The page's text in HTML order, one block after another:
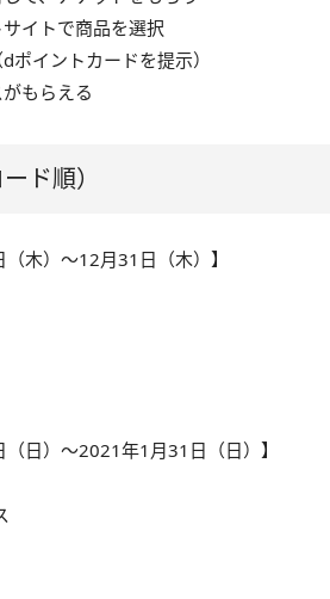
サイトで商品を選択
ポイントカードを提示）
もらえる
ド順）
（木）～12月31 日（木）】
（日）～2021年1 月31 日（日）】